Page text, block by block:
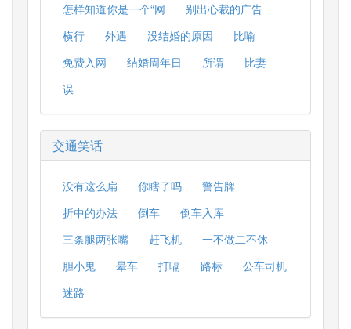
怎样知道你是一个“网
别出心裁的广告
横行
外遇 没结婚的原因
比喻
免费入网
结婚周年日 所谓
比妻
误
交通笑话
没有这么扁 你瞎了吗
警告牌
折中的办法
倒车
倒车入库
三条腿两张嘴
赶飞机
一不做二不休
胆小鬼
晕车 打嗝 路标
公车司机
迷路